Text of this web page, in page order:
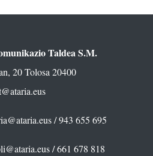
Taldea S.M.
20 Tolosa 20400
/ 943 655 695
/ 661 678 818